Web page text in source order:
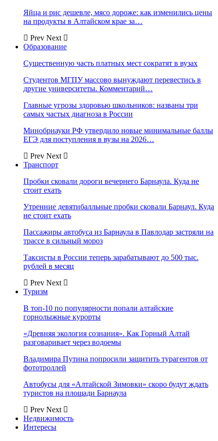
Яйца и рис дешевле, мясо дороже: как изменились цены
на продукты в Алтайском крае за…
Prev Next
Образование
Существенную часть платных мест сократят в вузах
Студентов МГПУ массово вынуждают перевестись в
другие университеты. Комментарий…
Главные угрозы здоровью школьников: названы три
самых частых диагноза в России
Минобрнауки РФ утвердило новые минимальные баллы
ЕГЭ для поступления в вузы на 2026…
Prev Next
Транспорт
Пробки сковали дороги вечернего Барнаула. Куда не
стоит ехать
Утренние девятибалльные пробки сковали Барнаул. Куда
не стоит ехать
Пассажиры автобуса из Барнаула в Павлодар застряли на
трассе в сильный мороз
Таксисты в России теперь зарабатывают до 500 тыс.
рублей в месяц
Prev Next
Туризм
В топ-10 по популярности попали алтайские
горнолыжные курорты
«Древняя экология сознания». Как Горный Алтай
разговаривает через водоемы
Владимира Путина попросили защитить турагентов от
фототроллей
Автобусы для «Алтайской Зимовки» скоро будут ждать
туристов на площади Барнаула
Prev Next
Недвижимость
Интересы